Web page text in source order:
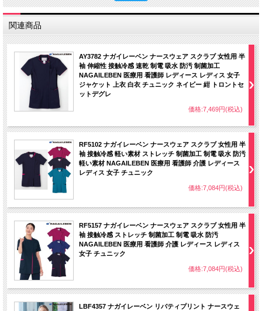
関連商品
AY3782 ナガイレーベン ナースウェア スクラブ 女性用 半
袖 伸縮性 接触冷感 速乾 制電 吸水 防汚 制菌加工
NAGAILEBEN 医療用 看護師 レディース レディス 女子
ジャケット 上衣 白衣 チュニック ネイビー 紺 トロントセ
ットデグレ
価格:7,469円(税込)
RF5102 ナガイレーベン ナースウェア スクラブ 女性用 半
袖 接触冷感 軽い素材 ストレッチ 制菌加工 制電 吸水 防汚
軽い素材 NAGAILEBEN 医療用 看護師 介護 レディース
レディス 女子 チュニック
価格:7,084円(税込)
RF5157 ナガイレーベン ナースウェア スクラブ 女性用 半
袖 接触冷感 ストレッチ 制菌加工 制電 吸水 防汚
NAGAILEBEN 医療用 看護師 介護 レディース レディス
女子 チュニック
価格:7,084円(税込)
LBF4357 ナガイレーベン リバティプリント ナースウェ